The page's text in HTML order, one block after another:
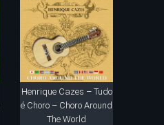
Henrique Cazes – Tudo
é Choro – Choro Around
The World